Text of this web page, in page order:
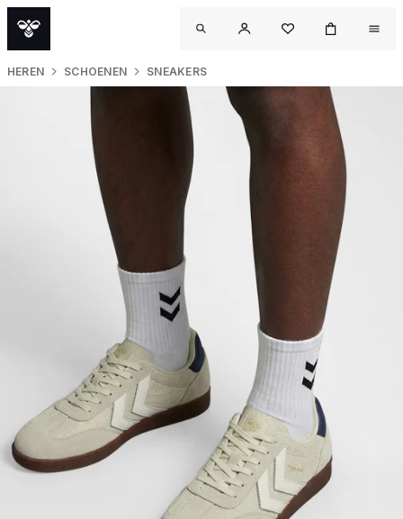
HEREN SCHOENEN SNEAKERS